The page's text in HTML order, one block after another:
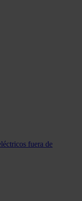
fuera de